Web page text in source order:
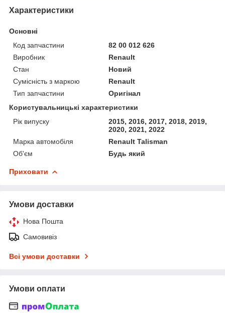
Характеристики
Основні
Код запчастини
82 00 012 626
Виробник
Renault
Стан
Новий
Сумісність з маркою
Renault
Тип запчастини
Оригінал
Користувальницькі характеристики
Рік випуску
2015, 2016, 2017, 2018, 2019,
2020, 2021, 2022
Марка автомобіля
Renault Talisman
Об'єм
Будь який
Приховати
Умови доставки
Нова Пошта
Самовивіз
Всі умови доставки
Умови оплати